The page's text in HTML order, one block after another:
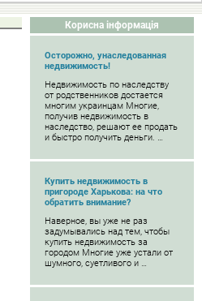
Корисна інформація
Осторожно, унаследованная
недвижимость!
Недвижимость по наследству
от родственников достается
многим украинцам Многие,
получив недвижимость в
наследство, решают ее продать
и быстро получить деньги. …
Купить недвижимость в
пригороде Харькова: на что
обратить внимание?
Наверное, вы уже не раз
задумывались над тем, чтобы
купить недвижимость за
городом Многие уже устали от
шумного, суетливого и …